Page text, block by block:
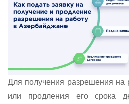
Для получения разрешения на
или продления его срока